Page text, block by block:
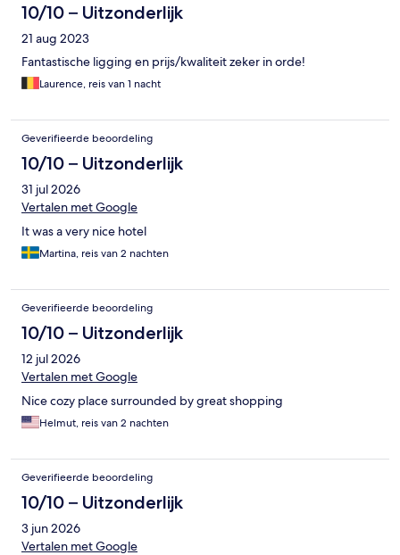
10/10 – Uitzonderlijk
21 aug 2023
Fantastische ligging en prijs/kwaliteit zeker in orde!
Laurence, reis van 1 nacht
Geverifieerde beoordeling
10/10 – Uitzonderlijk
31 jul 2026
Vertalen met Google
It was a very nice hotel
Martina, reis van 2 nachten
Geverifieerde beoordeling
10/10 – Uitzonderlijk
12 jul 2026
Vertalen met Google
Nice cozy place surrounded by great shopping
Helmut, reis van 2 nachten
Geverifieerde beoordeling
10/10 – Uitzonderlijk
3 jun 2026
Vertalen met Google